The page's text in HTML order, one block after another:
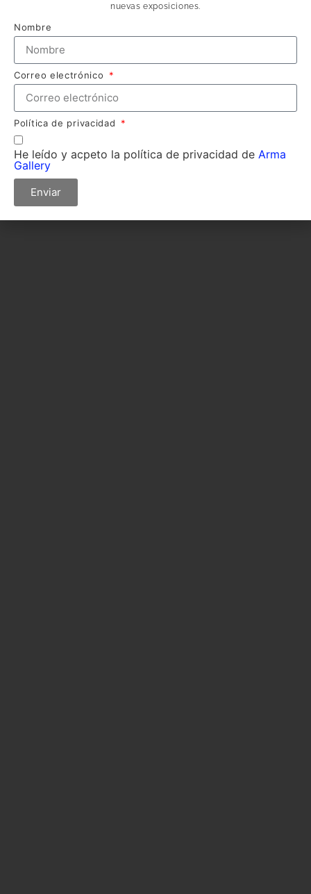
nuevas exposiciones.
Nombre
Correo electrónico
Política de privacidad
He leído y acpeto la política de privacidad de Arma
Gallery
Enviar